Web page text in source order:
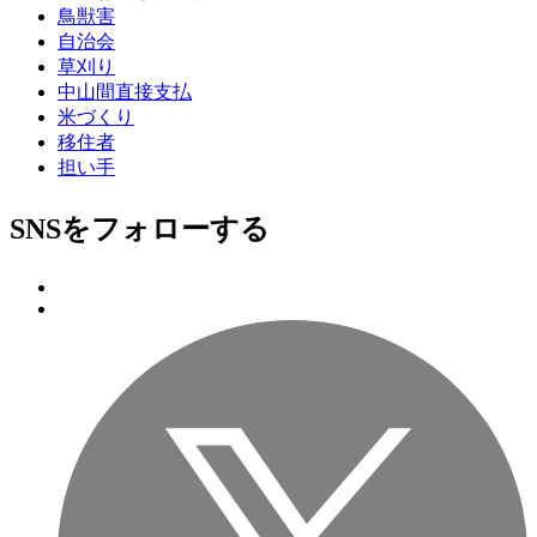
鳥獣害
自治会
草刈り
中山間直接支払
米づくり
移住者
担い手
SNSをフォローする